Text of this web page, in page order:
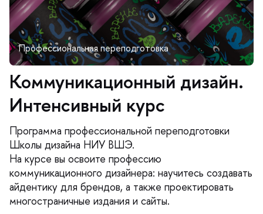
Коммуникационный дизайн.
Интенсивный курс
Программа профессиональной переподготовки
Школы дизайна НИУ ВШЭ.
На курсе вы освоите профессию
коммуникационного дизайнера: научитесь создавать
айдентику для брендов, а также проектировать
многостраничные издания и сайты.